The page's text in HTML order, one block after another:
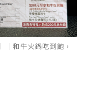
和牛火鍋吃到飽，